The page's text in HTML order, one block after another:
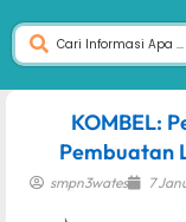
KOMBEL:
Pembuatan
smpn3wates 7